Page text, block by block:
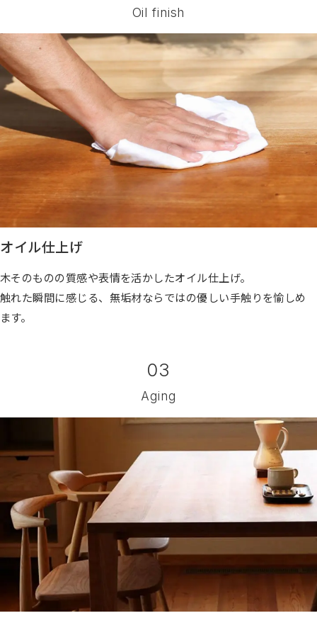
Oil finish
オイル仕上げ
木そのものの質感や表情を活かしたオイル仕上げ。
触れた瞬間に感じる、無垢材ならではの優しい手触りを愉しめ
ます。
03
Aging